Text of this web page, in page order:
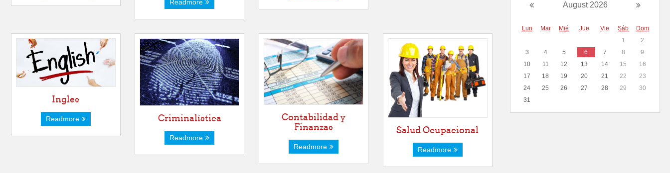
Readmore
Ingles
Readmore Criminalística
Readmore
Contabilidad y
Finanzas
Readmore
Salud Ocupacional
Readmore
August 2026
Lun Mar Mié Jue Vie Sáb
Dom
1
2
3
4 5 6 7 8
9
10
11 12 13 14 15
16
17
18 19 20 21 22
23
24
25 26 27 28 29
30
31